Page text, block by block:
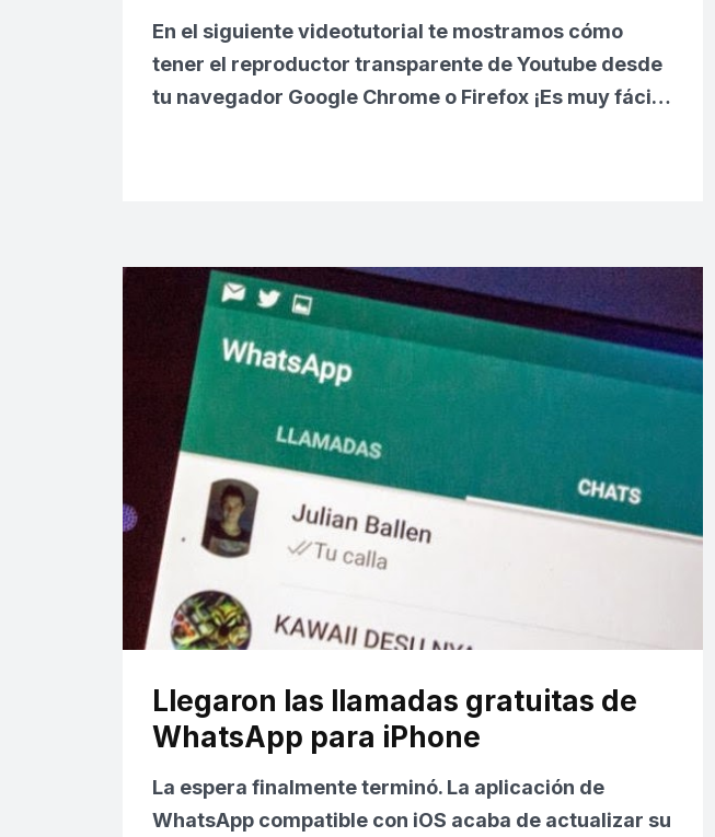
En el siguiente videotutorial te mostramos cómo
tener el reproductor transparente de Youtube desde
tu navegador Google Chrome o Firefox ¡Es muy fáci…
Llegaron las llamadas gratuitas de
WhatsApp para iPhone
La espera finalmente terminó. La aplicación de
WhatsApp compatible con iOS acaba de actualizar su